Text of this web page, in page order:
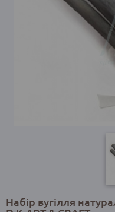
Набір вугілля